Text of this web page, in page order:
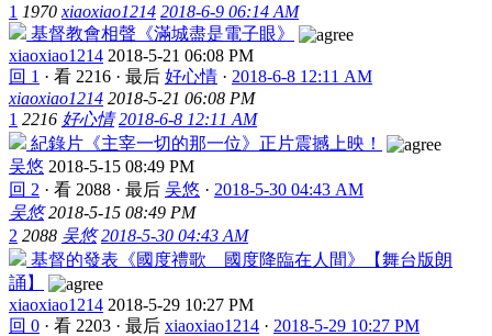
1 1970 xiaoxiao1214 2018-6-9 06:14 AM
基督教會相聲《滿城盡是電子眼》
xiaoxiao1214 2018-5-21 06:08 PM
回 1 · 看 2216 · 最后 好心情 · 2018-6-8 12:11 AM
xiaoxiao1214 2018-5-21 06:08 PM
1 2216 好心情 2018-6-8 12:11 AM
紀錄片《主宰一切的那一位》正片震撼上映！
吴悠 2018-5-15 08:49 PM
回 2 · 看 2088 · 最后 吴悠 · 2018-5-30 04:43 AM
吴悠 2018-5-15 08:49 PM
2 2088 吴悠 2018-5-30 04:43 AM
基督的發表《國度禮歌 國度降臨在人間》【舞台版朗
誦】
xiaoxiao1214 2018-5-29 10:27 PM
回 0 · 看 2203 · 最后 xiaoxiao1214 · 2018-5-29 10:27 PM